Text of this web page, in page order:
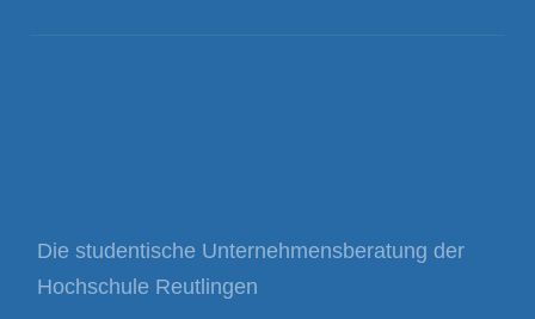
Die studentische Unternehmensberatung der
Hochschule Reutlingen